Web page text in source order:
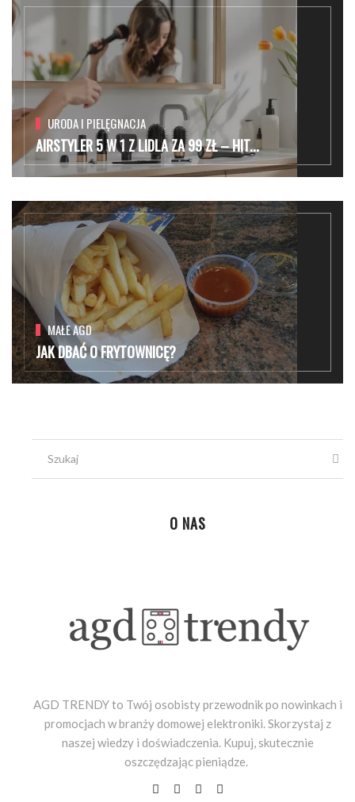
URODA I PIELĘGNACJA
AIRSTYLER 5 W 1 Z LIDLA ZA 99 ZŁ – HIT...
MAŁE AGD
JAK DBAĆ O FRYTOWNICĘ?
O NAS
AGD TRENDY to Twój osobisty przewodnik po nowinkach i
promocjach w branży domowej elektroniki. Skorzystaj z
naszej wiedzy i doświadczenia. Kupuj, skutecznie
oszczędzając pieniądze.